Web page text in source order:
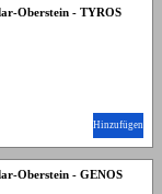
Oberstein - TYROS
Hinzufügen
Oberstein - GENOS